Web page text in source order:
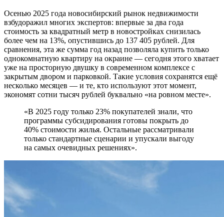
Осенью 2025 года новосибирский рынок недвижимости
взбудоражил многих экспертов: впервые за два года
стоимость за квадратный метр в новостройках снизилась
более чем на 13%, опустившись до 137 405 рублей. Для
сравнения, эта же сумма год назад позволяла купить только
однокомнатную квартиру на окраине — сегодня этого хватает
уже на просторную двушку в современном комплексе с
закрытым двором и парковкой. Такие условия сохранятся ещё
несколько месяцев — и те, кто используют этот момент,
экономят сотни тысяч рублей буквально «на ровном месте».
«В 2025 году только 23% покупателей знали, что
программы субсидирования готовы покрыть до
40% стоимости жилья. Остальные рассматривали
только стандартные сценарии и упускали выгоду
на самых очевидных решениях».